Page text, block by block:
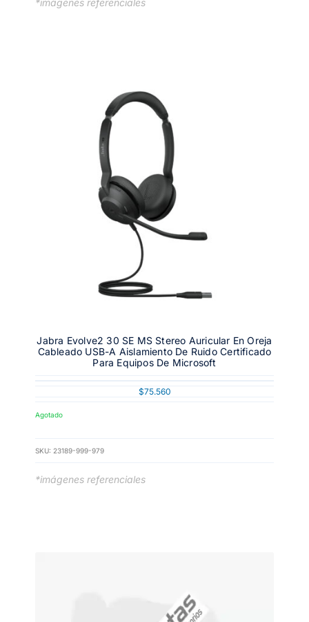
*imágenes referenciales
Jabra Evolve2 30 SE MS Stereo Auricular En Oreja
Cableado USB-A Aislamiento De Ruido Certificado
Para Equipos De Microsoft
$75.560
Agotado
SKU: 23189-999-979
*imágenes referenciales